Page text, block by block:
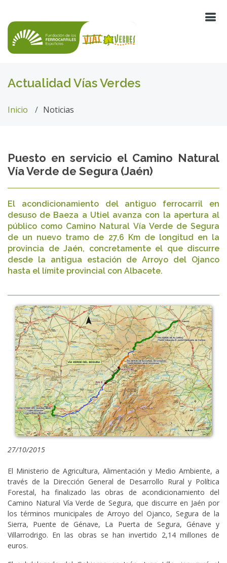
Actualidad Vías Verdes
Inicio Noticias
Puesto en servicio el Camino Natural
Vía Verde de Segura (Jaén)
El acondicionamiento del antiguo ferrocarril en
desuso de Baeza a Utiel avanza con la apertura al
público como Camino Natural Vía Verde de Segura
de un nuevo tramo de 27,6 Km de longitud en la
provincia de Jaén, concretamente el que discurre
desde la antigua estación de Arroyo del Ojanco
hasta el límite provincial con Albacete.
27/10/2015
El Ministerio de Agricultura, Alimentación y Medio Ambiente, a
través de la Dirección General de Desarrollo Rural y Política
Forestal, ha finalizado las obras de acondicionamiento del
Camino Natural Vía Verde de Segura, que discurre en Jaén por
los términos municipales de Arroyo del Ojanco, Segura de la
Sierra, Puente de Génave, La Puerta de Segura, Génave y
Villarrodrigo. En las obras se han invertido 2,14 millones de
euros.